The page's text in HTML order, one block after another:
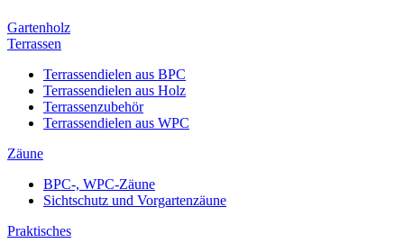
Gartenholz
Terrassen
Terrassendielen aus BPC
Terrassendielen aus Holz
Terrassenzubehör
Terrassendielen aus WPC
Zäune
BPC-, WPC-Zäune
Sichtschutz und Vorgartenzäune
Praktisches